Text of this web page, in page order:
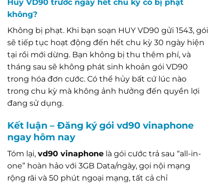
Hủy VD90 trước ngày hết chu kỳ có bị phạt
không?
Không bị phạt. Khi bạn soạn HUY VD90 gửi 1543, gói
sẽ tiếp tục hoạt động đến hết chu kỳ 30 ngày hiện
tại rồi mới dừng. Bạn không bị thu thêm phí, và
tháng sau sẽ không phát sinh khoản gói VD90
trong hóa đơn cước. Có thể hủy bất cứ lúc nào
trong chu kỳ mà không ảnh hưởng đến quyền lợi
đang sử dụng.
Kết luận – Đăng ký gói vd90 vinaphone
ngay hôm nay
Tóm lại, vd90 vinaphone là gói cước trả sau “all-in-
one” hoàn hảo với 3GB Data/ngày, gọi nội mạng
rộng rãi và 50 phút ngoại mạng, tất cả chỉ